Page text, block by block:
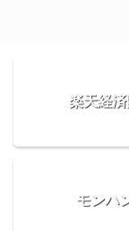
楽天経
モンハ